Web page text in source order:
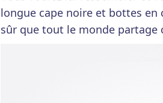
longue cape noire et bottes en
sûr que tout le monde partage